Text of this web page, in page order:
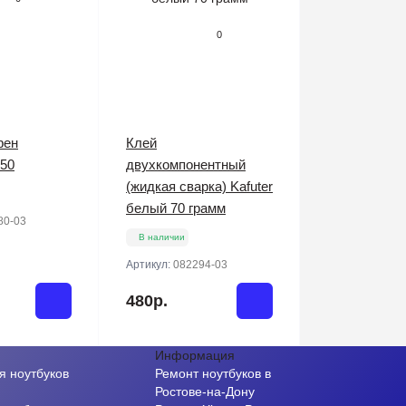
03
0
Клей
двухкомпонентный
(жидкая сварка) Kafuter
белый 70 грамм
В наличии
Артикул: 082294-03
480р.
ноутбуков
Информация
Ремонт ноутбуков в
Ростове-на-Дону